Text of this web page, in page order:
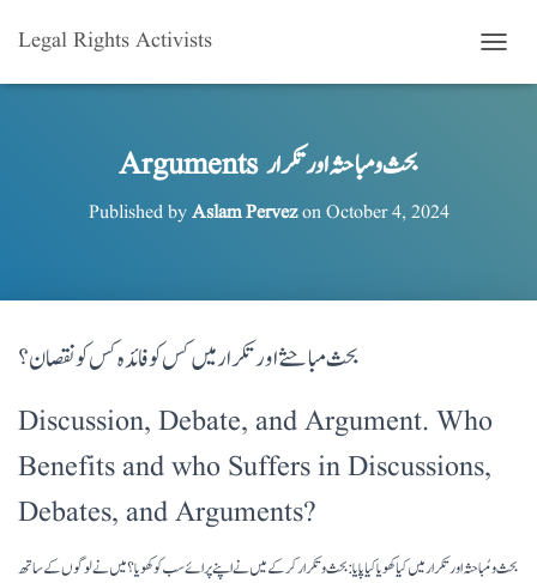
Legal Rights Activists
O
Arguments بحث و مباحثہ اور تکرار
Published byAslam PervezonOctober 4, 2024
بحث مباحثے اور تکرار میں کس کو فائدہ کس کو نقصان؟
Discussion, Debate, and Argument. Who
Benefits and who Suffers in Discussions,
Debates, and Arguments?
بحث و مُباحثہ اور تکرار میں کیا کھویا کیا پایا: بحث و تکرار کر کے میں نے اپنے پرائے سب کو کھویا؟ میں نے لوگوں کے ساتھ